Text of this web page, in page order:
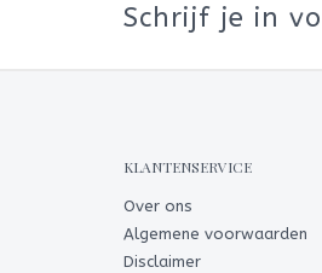
Schrijf je in
KLANTENSERVICE
Over ons
Algemene voorwaarden
Disclaimer